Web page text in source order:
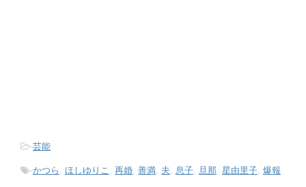
-芸能
-かつら , ほしゆりこ , 再婚, 善満, 夫, 息子, 旦那, 星由里子, 爆報